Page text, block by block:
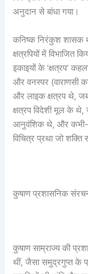
अनुदान से बांधा गया।
कनिष्क निरंकुश शासक
क्षत्रपियों में विभाजित
इकाइयों के ‘क्षत्रप’
और वनस्पर (वाराणसी
और लाइक क्षत्रप थे,
क्षत्रप विदेशी मूल के थे,
आनुवंशिक थे, और कभी-
विचित्र प्रथा जो
कुषाण प्रशासनिक
कुषाण साम्राज्य की
थीं, जैसा समुद्रगुप्त के